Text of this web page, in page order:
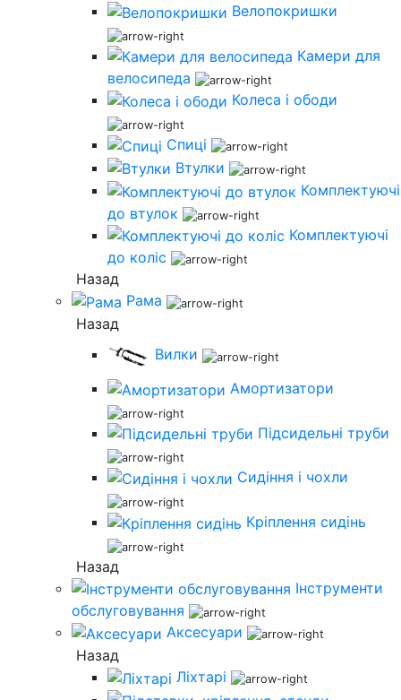
Велопокришки
Камери для
велосипеда
Колеса і ободи
Спиці
Втулки
Комплектуючі
до втулок
Комплектуючі
до коліс
Назад
Рама
Назад
Вилки
Амортизатори
Підсидельні труби
Сидіння і чохли
Кріплення сидінь
Назад
Інструменти
обслуговування
Аксесуари
Назад
Ліхтарі